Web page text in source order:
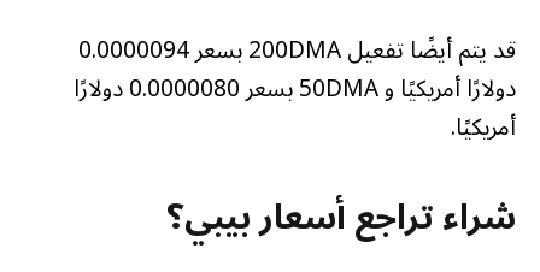
قد يتم أيضًا تفعيل 200DMA بسعر 0.0000094
دولارًا أمريكيًا و 50DMA بسعر 0.0000080 دولارًا
أمريكيًا.
شراء تراجع أسعار بيبي؟